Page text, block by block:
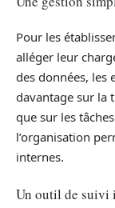
Pour les
alléger leur
des données, les
davantage sur la
que sur les
l’organisation
internes.
Un outil de suivi